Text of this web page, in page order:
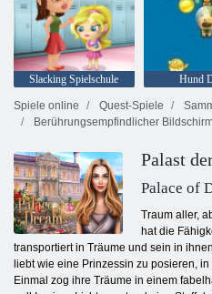
Slacking Spielschule Hund
Spiele online
Quest-Spiele
Berührungsempfindlicher
Palast
Palace of
Traum aller,
hat die
transportiert in Träume und sein in
liebt wie eine Prinzessin zu posieren,
Einmal zog ihre Träume in einem